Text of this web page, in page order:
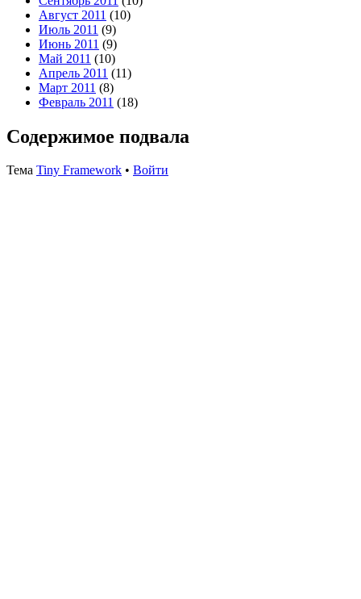
Август 2011 (10)
Июль 2011 (9)
Июнь 2011 (9)
Май 2011 (10)
Апрель 2011 (11)
Март 2011 (8)
Февраль 2011 (18)
Содержимое подвала
Тема Tiny Framework • Войти